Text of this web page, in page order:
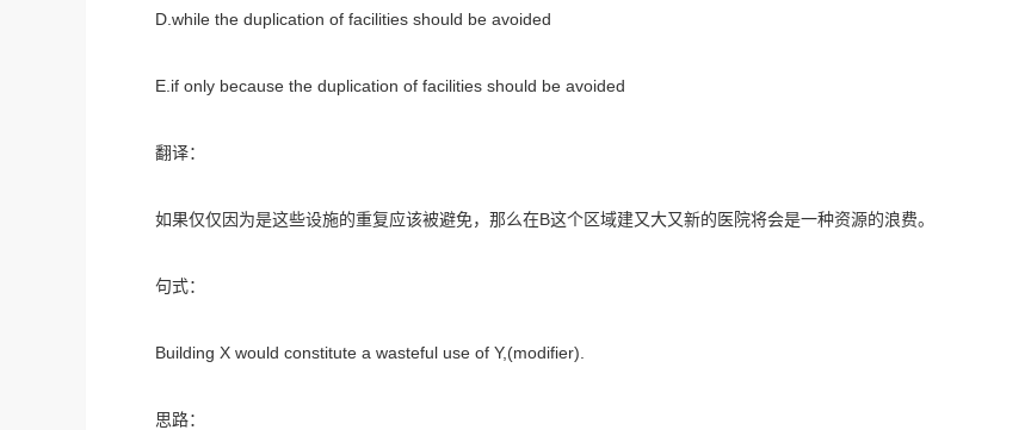
D.while the duplication of facilities should be avoided
E.if only because the duplication of facilities should be avoided
翻译：
如果仅仅因为是这些设施的重复应该被避免，那么在B这个区域建又大又新的医院将会是一种资源的浪费。
句式：
Building X would constitute a wasteful use of Y,(modifier).
思路：